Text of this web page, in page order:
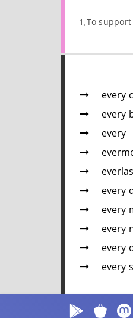
1.To
every
every
every
every
every
every
every
every